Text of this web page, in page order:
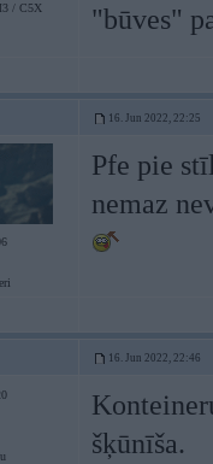
/ C5X
"būves"
16. Jun 2022, 22:25
Pfe pie
nemaz
16. Jun 2022, 22:46
šķūnīša.